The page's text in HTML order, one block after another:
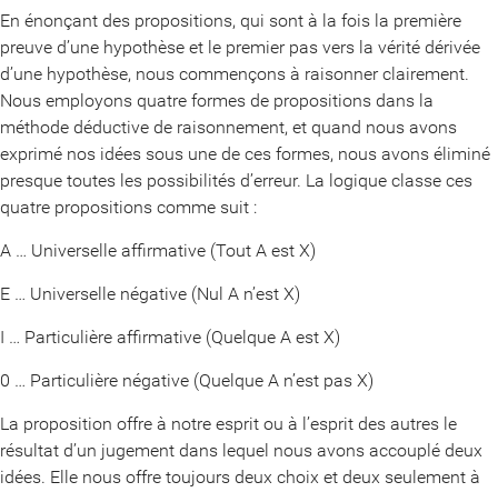
En énonçant des propositions, qui sont à la fois la première
preuve d’une hypothèse et le premier pas vers la vérité dérivée
d’une hypothèse, nous commençons à raisonner clairement.
Nous employons quatre formes de propositions dans la
méthode déductive de raisonnement, et quand nous avons
exprimé nos idées sous une de ces formes, nous avons éliminé
presque toutes les possibilités d’erreur. La logique classe ces
quatre propositions comme suit :
A … Universelle affirmative (Tout A est X)
E … Universelle négative (Nul A n’est X)
I … Particulière affirmative (Quelque A est X)
0 … Particulière négative (Quelque A n’est pas X)
La proposition offre à notre esprit ou à l’esprit des autres le
résultat d’un jugement dans lequel nous avons accouplé deux
idées. Elle nous offre toujours deux choix et deux seulement à